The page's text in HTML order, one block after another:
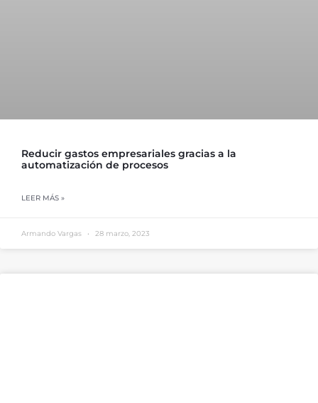
Reducir gastos empresariales gracias a la
automatización de procesos
LEER MÁS »
Armando Vargas 28 marzo, 2023